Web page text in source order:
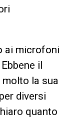
ai microfoni
il
la sua
diversi
quanto